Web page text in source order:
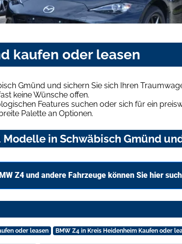
kaufen oder leasen
Gmünd und sichern Sie sich Ihren
keine Wünsche offen.
Features suchen oder sich für ein
Palette an Optionen.
in Schwäbisch Gmünd
Z4 und andere Fahrzeuge können Sie hier
oder leasen BMW Z4 in Kreis Heidenheim Kaufen oder